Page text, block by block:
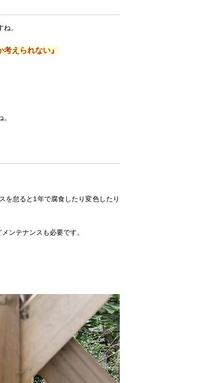
。
えられない』
を怠ると1年で腐食したり変色したり
ンテナンスも必要です。